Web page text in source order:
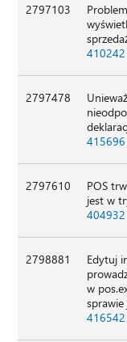
2797103
410242
2797478
415696
2797610
POS
jest w
404932
2798881
Edytuj
w
416542